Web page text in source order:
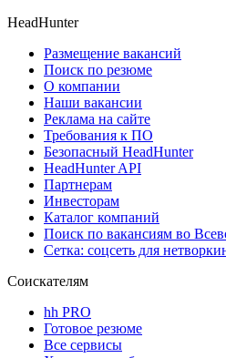
HeadHunter
Размещение вакансий
Поиск по резюме
О компании
Наши вакансии
Реклама на сайте
Требования к ПО
Безопасный HeadHunter
HeadHunter API
Партнерам
Инвесторам
Каталог компаний
Поиск по вакансиям во
Сетка: соцсеть для
Соискателям
hh PRO
Готовое резюме
Все сервисы